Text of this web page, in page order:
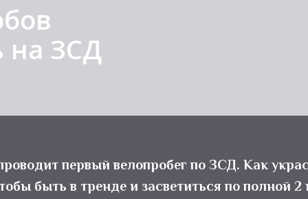
на ЗСД
первый велопробег по ЗСД. Как
быть в тренде и засветиться по полной 2